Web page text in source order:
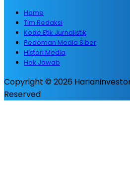
Home
Tim Redaksi
Kode Etik Jurnalistik
Pedoman Media Siber
Histori Media
Hak Jawab
Copyright © 2026
Reserved